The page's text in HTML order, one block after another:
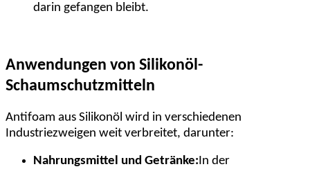
darin gefangen bleibt.
Anwendungen von Silikonöl-
Schaumschutzmitteln
Antifoam aus Silikonöl wird in verschiedenen
Industriezweigen weit verbreitet, darunter:
Nahrungsmittel und Getränke:In der